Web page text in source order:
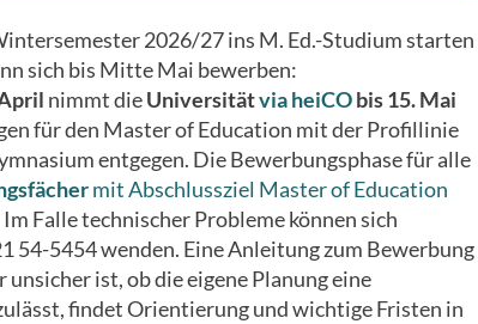
2026/27 ins M. Ed.-Studium starten
sich bis Mitte Mai bewerben:
nimmt dieUniversitätvia heiCObis 15. Mai
für den Master of Education mit der Profillinie
entgegen. Die Bewerbungsphase für alle
mit Abschlussziel Master of Education
Falle technischer Probleme können sich
54-5454 wenden. Eine Anleitung zum Bewerbung
unsicher ist, ob die eigene Planung eine
findet Orientierung und wichtige Fristen in